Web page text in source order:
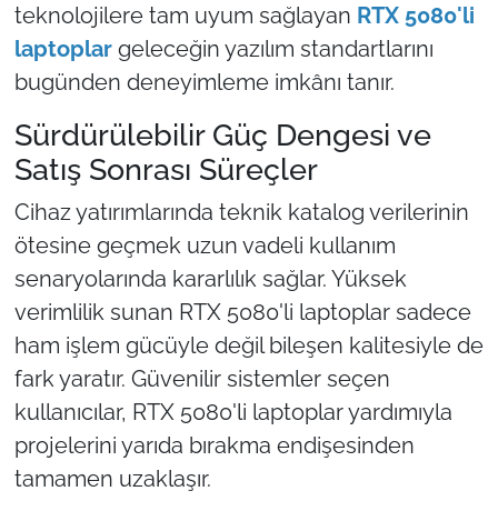
teknolojilere tam uyum sağlayan RTX 5080'li
laptoplar geleceğin yazılım standartlarını
bugünden deneyimleme imkânı tanır.
Sürdürülebilir Güç Dengesi ve
Satış Sonrası Süreçler
Cihaz yatırımlarında teknik katalog verilerinin
ötesine geçmek uzun vadeli kullanım
senaryolarında kararlılık sağlar. Yüksek
verimlilik sunan RTX 5080'li laptoplar sadece
ham işlem gücüyle değil bileşen kalitesiyle de
fark yaratır. Güvenilir sistemler seçen
kullanıcılar, RTX 5080'li laptoplar yardımıyla
projelerini yarıda bırakma endişesinden
tamamen uzaklaşır.